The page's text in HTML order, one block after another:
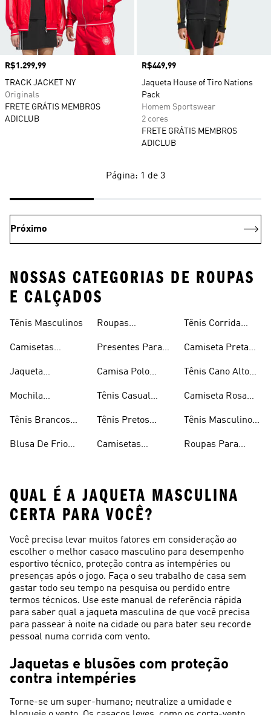
Preço
R$1.299,99
TRACK JACKET NY
Originals
FRETE GRÁTIS MEMBROS
ADICLUB
Preço
R$449,99
Jaqueta House of Tiro Nations
Pack
Homem Sportswear
2 cores
FRETE GRÁTIS MEMBROS
ADICLUB
Página: 1 de 3
Próximo
NOSSAS CATEGORIAS DE ROUPAS
E CALÇADOS
Tênis Masculinos
Camisetas
Jaqueta
Mochila
Tênis Brancos
Blusa De Frio
Roupas
Presentes Para
Camisa Polo
Tênis Casual
Tênis Pretos
Camisetas
Masculinas
Tênis Corrida
Camiseta Preta
Tênis Cano Alto
Camiseta Rosa
Tênis Masculino
Roupas Para
QUAL É A JAQUETA MASCULINA
CERTA PARA VOCÊ?
Você precisa levar muitos fatores em consideração ao
escolher o melhor casaco masculino para desempenho
esportivo técnico, proteção contra as intempéries ou
presenças após o jogo. Faça o seu trabalho de casa sem
gastar todo seu tempo na pesquisa ou perdido entre
termos técnicos. Use este manual de referência rápida
para saber qual a jaqueta masculina de que você precisa
para passear à noite na cidade ou para bater seu recorde
pessoal numa corrida com vento.
Jaquetas e blusões com proteção
contra intempéries
Torne-se um super-humano; neutralize a umidade e